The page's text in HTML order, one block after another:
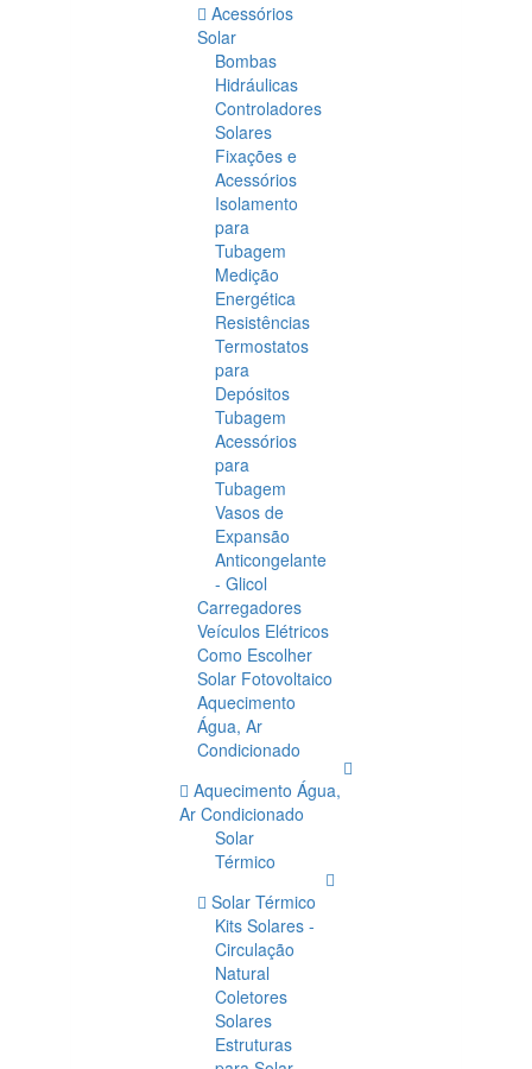
Acessórios
Solar
Bombas
Hidráulicas
Controladores
Solares
Fixações e
Acessórios
Isolamento
para
Tubagem
Medição
Energética
Resistências
Termostatos
para
Depósitos
Tubagem
Acessórios
para
Tubagem
Vasos de
Expansão
Anticongelante
- Glicol
Carregadores
Veículos Elétricos
Como Escolher
Solar Fotovoltaico
Aquecimento
Água, Ar
Condicionado
Aquecimento Água,
Ar Condicionado
Solar
Térmico
Solar Térmico
Kits Solares -
Circulação
Natural
Coletores
Solares
Estruturas